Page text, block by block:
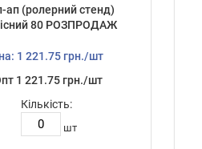
ап (ролерний стенд)
80 РОЗПРОДАЖ
1 221.75 грн./шт
1 221.75 грн./шт
Кількість:
шт